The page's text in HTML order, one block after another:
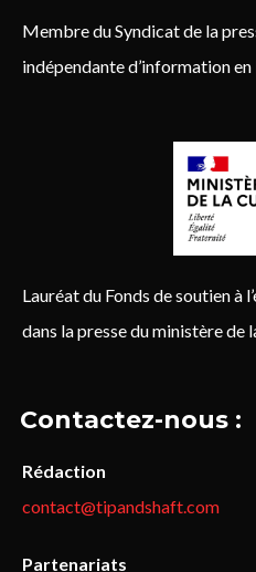
Membre du Syndicat de la
indépendante d’information en
Lauréat du Fonds de soutien à
dans la presse du ministère de
Contactez-nous :
Rédaction
contact@tipandshaft.com
Partenariats